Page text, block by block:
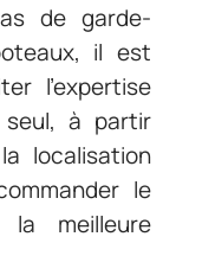
de garde-
il est
l’expertise
seul, à partir
localisation
le
meilleure